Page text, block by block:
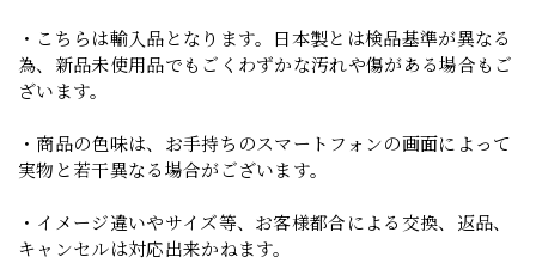
・こちらは輸入品となります。日本製とは検品基準が異なる
為、新品未使用品でもごくわずかな汚れや傷がある場合もご
ざいます。
・商品の色味は、お手持ちのスマートフォンの画面によって
実物と若干異なる場合がございます。
・イメージ違いやサイズ等、お客様都合による交換、返品、
キャンセルは対応出来かねます。